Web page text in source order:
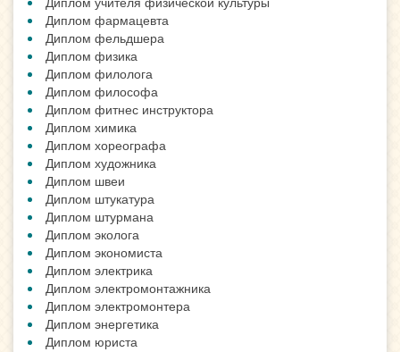
Диплом фармацевта
Диплом фельдшера
Диплом физика
Диплом филолога
Диплом философа
Диплом фитнес инструктора
Диплом химика
Диплом хореографа
Диплом художника
Диплом швеи
Диплом штукатура
Диплом штурмана
Диплом эколога
Диплом экономиста
Диплом электрика
Диплом электромонтажника
Диплом электромонтера
Диплом энергетика
Диплом юриста